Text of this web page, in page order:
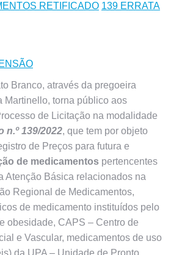
RETIFICADO 139 ERRATA
Branco, através da pregoeira
Martinello, torna público aos
de Licitação na modalidade
n.º 139/2022, que tem por objeto
de Preços para futura e
de medicamentos pertencentes
Atenção Básica relacionados na
Regional de Medicamentos,
de medicamento instituídos pelo
obesidade, CAPS – Centro de
e Vascular, medicamentos de uso
da UPA – Unidade de Pronto